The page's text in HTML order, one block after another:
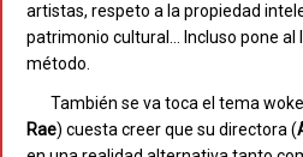
artistas, respeto a la propiedad
patrimonio cultural… Incluso pone al
método.
También se va toca el tema
Rae) cuesta creer que su directora (